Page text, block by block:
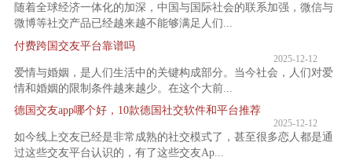
随着全球经济一体化的加深，中国与国际社会的联系加强，微信与
微博等社交产品已经越来越不能够满足人们...
付费跨国交友平台靠谱吗
2025-12-12
爱情与婚姻，是人们生活中的关键构成部分。当今社会，人们对爱
情和婚姻的限制条件越来越少。在这个大前...
德国交友app哪个好，10款德国社交软件和平台推荐
2025-12-12
如今线上交友已经是非常成熟的社交模式了，甚至很多恋人都是通
过这些交友平台认识的，有了这些交友Ap...